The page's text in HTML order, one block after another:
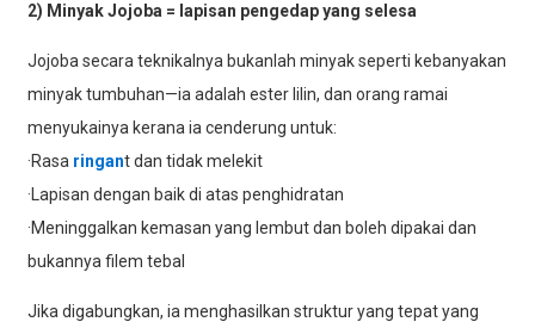
2) Minyak Jojoba = lapisan pengedap yang selesa
Jojoba secara teknikalnya bukanlah minyak seperti kebanyakan
minyak tumbuhan—ia adalah ester lilin, dan orang ramai
menyukainya kerana ia cenderung untuk:
·Rasa ringant dan tidak melekit
·Lapisan dengan baik di atas penghidratan
·Meninggalkan kemasan yang lembut dan boleh dipakai dan
bukannya filem tebal
Jika digabungkan, ia menghasilkan struktur yang tepat yang